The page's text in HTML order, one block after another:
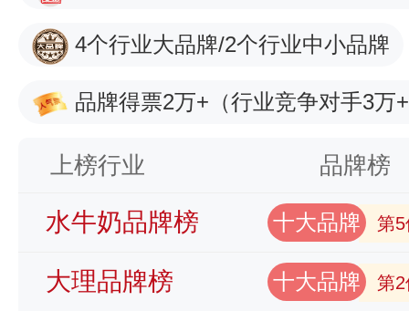
4个行业大品牌/2个行业中小品牌
品牌得票2万+ （行业竞争对手3万
上榜行业 品牌榜
水牛奶品牌榜 十大品牌 第5
大理品牌榜 十大品牌 第2